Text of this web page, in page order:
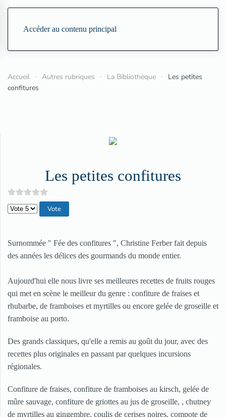
Accéder au contenu principal
Accueil Autres rubriques La Bibliothèque
Les petites
confitures
Les petites confitures
Veuillez voter
Surnommée " Fée des confitures ", Christine Ferber fait depuis
des années les délices des gourmands du monde entier.
Aujourd'hui elle nous livre ses meilleures recettes de fruits rouges
qui met en scène le meilleur du genre : confiture de fraises et
rhubarbe, de framboises et myrtilles ou encore gelée de groseille et
framboise au porto.
Des grands classiques, qu'elle a remis au goût du jour, avec des
recettes plus originales en passant par quelques incursions
régionales.
Confiture de fraises, confiture de framboises au kirsch, gelée de
mûre sauvage, confiture de griottes au jus de groseille, , chutney
de myrtilles au gingembre, coulis de cerises noires, compote de